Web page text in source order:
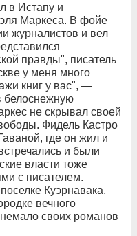
в Истапу и
Маркеса. В фойе
журналистов и вел
правды", писатель
у меня много
книг у вас", —
белоснежную
не скрывал своей
Фидель Кастро
где он жил и
и были
власти тоже
с писателем.
Куэрнавака,
вечного
своих романов